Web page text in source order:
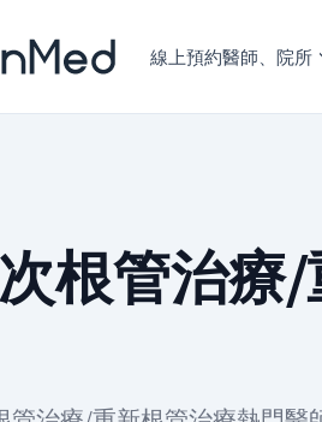
線上預約醫師、院所
根管治療